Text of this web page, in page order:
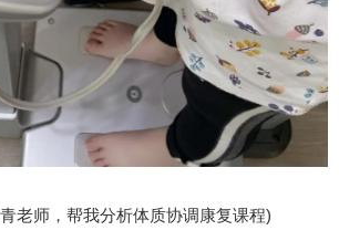
老师，帮我分析体质协调康复课程)